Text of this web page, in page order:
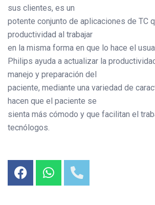
sus clientes, es un
potente conjunto de aplicaciones de TC
productividad al trabajar
en la misma forma en que lo hace el
Philips ayuda a actualizar la
manejo y preparación del
paciente, mediante una variedad de
hacen que el paciente se
sienta más cómodo y que facilitan el
tecnólogos.